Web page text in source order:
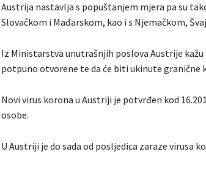
Austrija nastavlja s popuštanjem mjera pa su
Slovačkom i Mađarskom, kao i s Njemačkom,
Iz Ministarstva unutrašnjih poslova Austrije
potpuno otvorene te da će biti ukinute granične
Novi virus korona u Austriji je potvrđen kod
osobe.
U Austriji je do sada od posljedica zaraze virusa